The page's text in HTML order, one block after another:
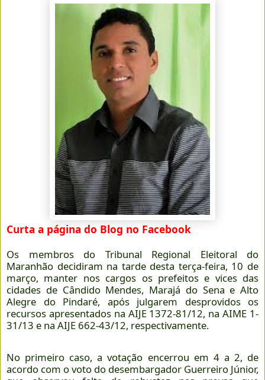
Curta a página do Blog no Facebook
Os membros do Tribunal Regional Eleitoral do
Maranhão decidiram na tarde desta terça-feira, 10 de
março, manter nos cargos os prefeitos e vices das
cidades de Cândido Mendes, Marajá do Sena e Alto
Alegre do Pindaré, após julgarem desprovidos os
recursos apresentados na AIJE 1372-81/12, na AIME 1-
31/13 e na AIJE 662-43/12, respectivamente.
No primeiro caso, a votação encerrou em 4 a 2, de
acordo com o voto do desembargador Guerreiro Júnior,